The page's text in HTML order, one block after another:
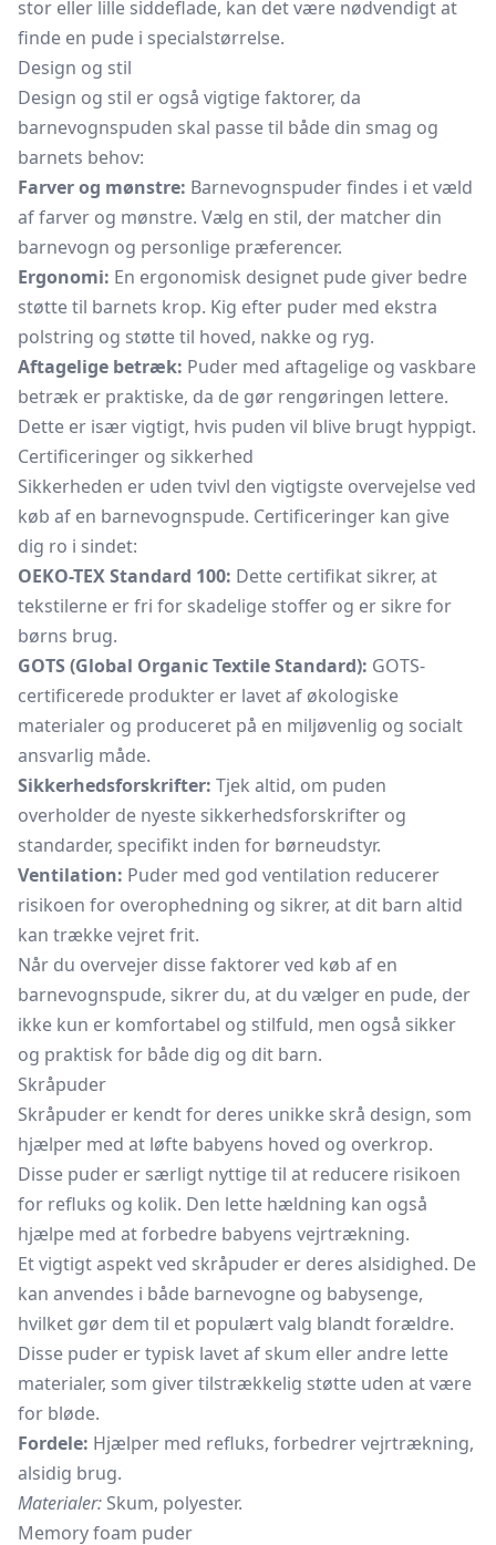
stor eller lille siddeflade, kan det være nødvendigt at
finde en pude i specialstørrelse.
Design og stil
Design og stil er også vigtige faktorer, da
barnevognspuden skal passe til både din smag og
barnets behov:
Farver og mønstre: Barnevognspuder findes i et væld
af farver og mønstre. Vælg en stil, der matcher din
barnevogn og personlige præferencer.
Ergonomi: En ergonomisk designet pude giver bedre
støtte til barnets krop. Kig efter puder med ekstra
polstring og støtte til hoved, nakke og ryg.
Aftagelige betræk: Puder med aftagelige og vaskbare
betræk er praktiske, da de gør rengøringen lettere.
Dette er især vigtigt, hvis puden vil blive brugt hyppigt.
Certificeringer og sikkerhed
Sikkerheden er uden tvivl den vigtigste overvejelse ved
køb af en barnevognspude. Certificeringer kan give
dig ro i sindet:
OEKO-TEX Standard 100: Dette certifikat sikrer, at
tekstilerne er fri for skadelige stoffer og er sikre for
børns brug.
GOTS (Global Organic Textile Standard): GOTS-
certificerede produkter er lavet af økologiske
materialer og produceret på en miljøvenlig og socialt
ansvarlig måde.
Sikkerhedsforskrifter: Tjek altid, om puden
overholder de nyeste sikkerhedsforskrifter og
standarder, specifikt inden for børneudstyr.
Ventilation: Puder med god ventilation reducerer
risikoen for overophedning og sikrer, at dit barn altid
kan trække vejret frit.
Når du overvejer disse faktorer ved køb af en
barnevognspude, sikrer du, at du vælger en pude, der
ikke kun er komfortabel og stilfuld, men også sikker
og praktisk for både dig og dit barn.
Skråpuder
Skråpuder er kendt for deres unikke skrå design, som
hjælper med at løfte babyens hoved og overkrop.
Disse puder er særligt nyttige til at reducere risikoen
for refluks og kolik. Den lette hældning kan også
hjælpe med at forbedre babyens vejrtrækning.
Et vigtigt aspekt ved skråpuder er deres alsidighed. De
kan anvendes i både barnevogne og babysenge,
hvilket gør dem til et populært valg blandt forældre.
Disse puder er typisk lavet af skum eller andre lette
materialer, som giver tilstrækkelig støtte uden at være
for bløde.
Fordele: Hjælper med refluks, forbedrer vejrtrækning,
alsidig brug.
Materialer: Skum, polyester.
Memory foam puder